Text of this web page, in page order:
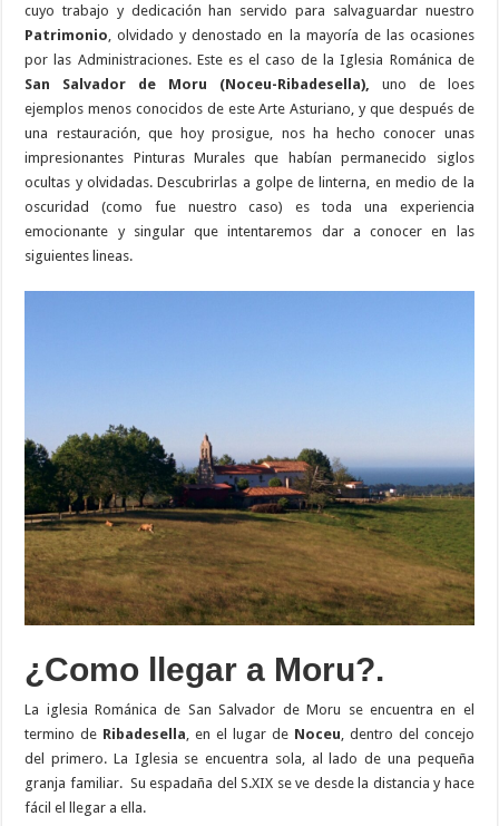
cuyo trabajo y dedicación han servido para salvaguardar nuestro
Patrimonio , olvidado y denostado en la mayoría de las ocasiones
por las Administraciones. Este es el caso de la Iglesia Románica de
San Salvador de Moru (Noceu-Ribadesella),
uno de loes
ejemplos menos conocidos de este Arte Asturiano, y que después de
una restauración, que hoy prosigue, nos ha hecho conocer unas
impresionantes Pinturas Murales que habían permanecido siglos
ocultas y olvidadas. Descubrirlas a golpe de linterna, en medio de la
oscuridad (como fue nuestro caso) es toda una experiencia
emocionante y singular que intentaremos dar a conocer en las
siguientes lineas.
¿Como llegar a Moru?.
La iglesia Románica de San Salvador de Moru se encuentra en el
termino de Ribadesella, en el lugar de Noceu, dentro del concejo
del primero. La Iglesia se encuentra sola, al lado de una pequeña
granja familiar. Su espadaña del S.XIX se ve desde la distancia y hace
fácil el llegar a ella.